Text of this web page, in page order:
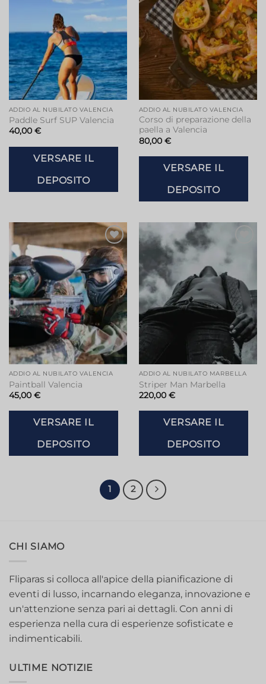
desideri
ADDIO AL NUBILATO VALENCIA
Paddle Surf SUP Valencia
40,00 €
VERSARE IL
DEPOSITO
dei
desideri
ADDIO AL NUBILATO VALENCIA
Corso di preparazione della
paella a Valencia
80,00 €
VERSARE IL
DEPOSITO
Aggiungi
alla lista
dei
desideri
ADDIO AL NUBILATO VALENCIA
Paintball Valencia
45,00 €
VERSARE IL
DEPOSITO
alla lista
desideri
ADDIO AL NUBILATO MARBELLA
Striper Man Marbella
220,00 €
VERSARE IL
DEPOSITO
1 2
CHI SIAMO
Fliparas si colloca all'apice della pianificazione di
eventi di lusso, incarnando eleganza, innovazione e
un'attenzione senza pari ai dettagli. Con anni di
esperienza nella cura di esperienze sofisticate e
indimenticabili.
ULTIME NOTIZIE